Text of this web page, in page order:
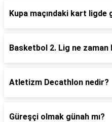
Kupa maçındaki kart ligde
Basketbol 2. Lig ne zaman
Atletizm Decathlon nedir?
Güreşçi olmak günah mı?